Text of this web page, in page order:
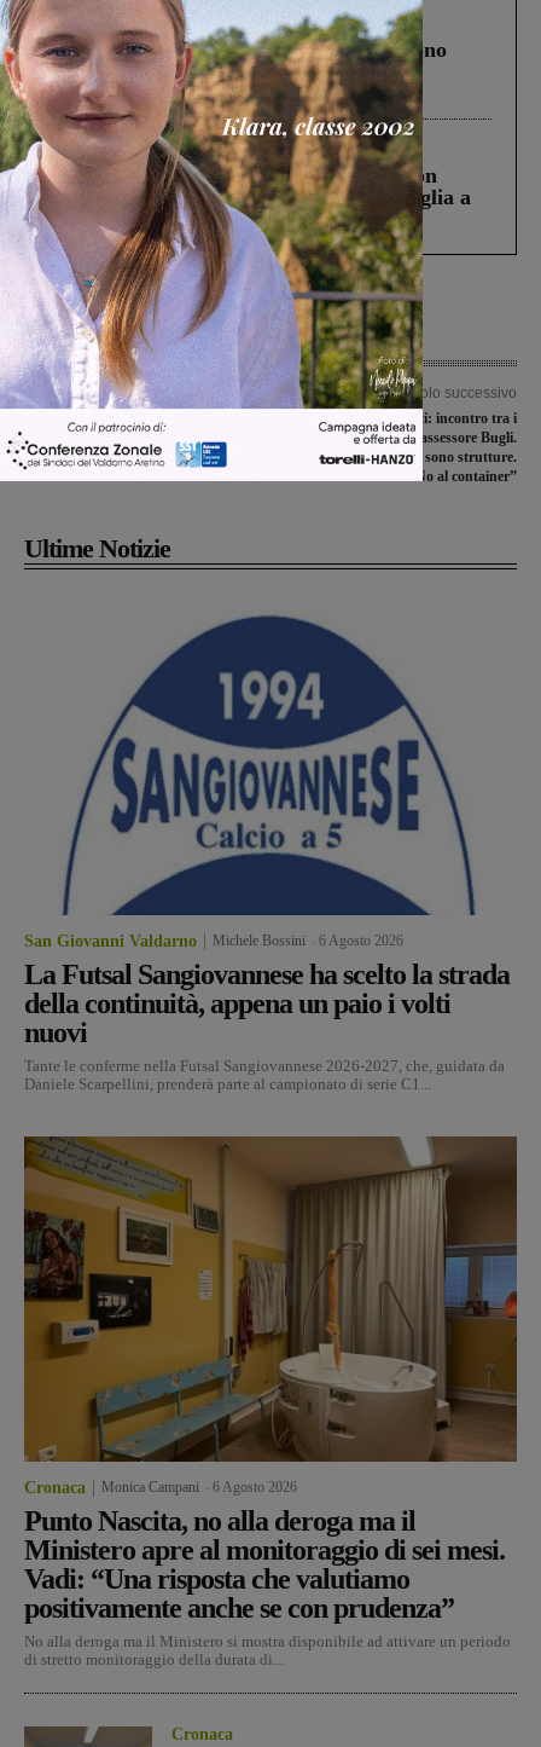
Cronaca 4 Agosto 2026
Un anno fa la strage in A1 in cui morirono
Gianni, Giulia e Franco. Lo schianto, il
processo, lo stop ai sorpassi fra tir....
Cronaca 3 Agosto 2026
Scomparso da una struttura di Castiglion
Fiorentino l’uomo che aveva ucciso la figlia a
Levane nel 2020
Articolo precedente
Presto un semaforo a chiamata, in
viale Gramsci, davanti alle scuole
Articolo successivo
Questione migranti: incontro tra i
sindaci e l’assessore Bugli.
“Disponibili ma non ci sono strutture.
No al container”
Ultime Notizie
San Giovanni Valdarno Michele Bossini 6 Agosto 2026
La Futsal Sangiovannese ha scelto la strada
della continuità, appena un paio i volti
nuovi
Tante le conferme nella Futsal Sangiovannese 2026-2027, che, guidata da
Daniele Scarpellini, prenderà parte al campionato di serie C1...
Cronaca Monica Campani 6 Agosto 2026
Punto Nascita, no alla deroga ma il
Ministero apre al monitoraggio di sei mesi.
Vadi: “Una risposta che valutiamo
positivamente anche se con prudenza”
No alla deroga ma il Ministero si mostra disponibile ad attivare un periodo
di stretto monitoraggio della durata di...
Cronaca